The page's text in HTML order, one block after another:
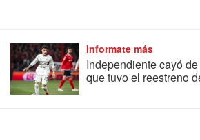
Informate más
Independiente cayó
que tuvo el reestreno